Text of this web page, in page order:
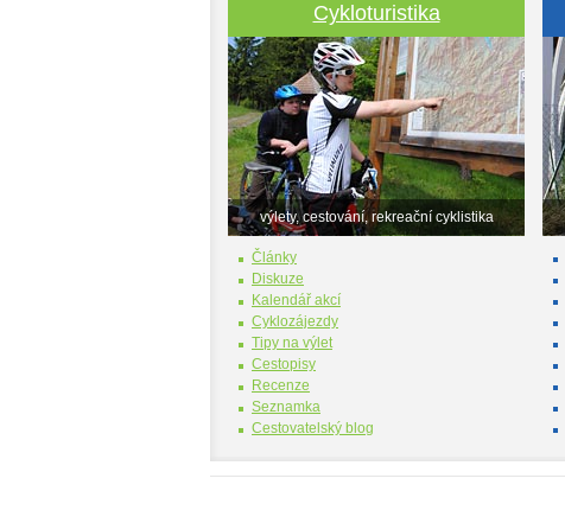
Cykloturistika
výlety, cestování, rekreační cyklistika
Články
Diskuze
Kalendář akcí
Cyklozájezdy
Tipy na výlet
Cestopisy
Recenze
Seznamka
Cestovatelský blog